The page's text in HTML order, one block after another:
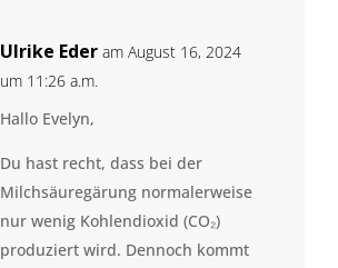
Ulrike Eder am August 16, 2024
um 11:26 a.m.
Hallo Evelyn,
Du hast recht, dass bei der
Milchsäuregärung normalerweise
nur wenig Kohlendioxid (CO₂)
produziert wird. Dennoch kommt